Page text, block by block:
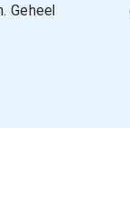
Geheel